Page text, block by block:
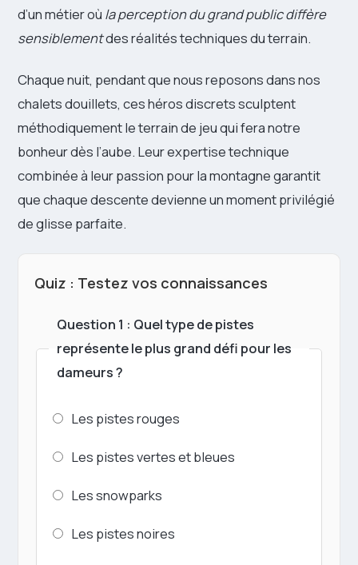
d’un métier où la perception du grand public diffère
sensiblementdes réalités techniques du terrain.
Chaque nuit, pendant que nous reposons dans nos
chalets douillets, ces héros discrets sculptent
méthodiquement le terrain de jeu qui fera notre
bonheur dès l’aube. Leur expertise technique
combinée à leur passion pour la montagne garantit
que chaque descente devienne un moment privilégié
de glisse parfaite.
Quiz : Testez vos connaissances
Question 1 : Quel type de pistes
représente le plus grand défi pour les
dameurs ?
Les pistes rouges
Les pistes vertes et bleues
Les snowparks
Les pistes noires